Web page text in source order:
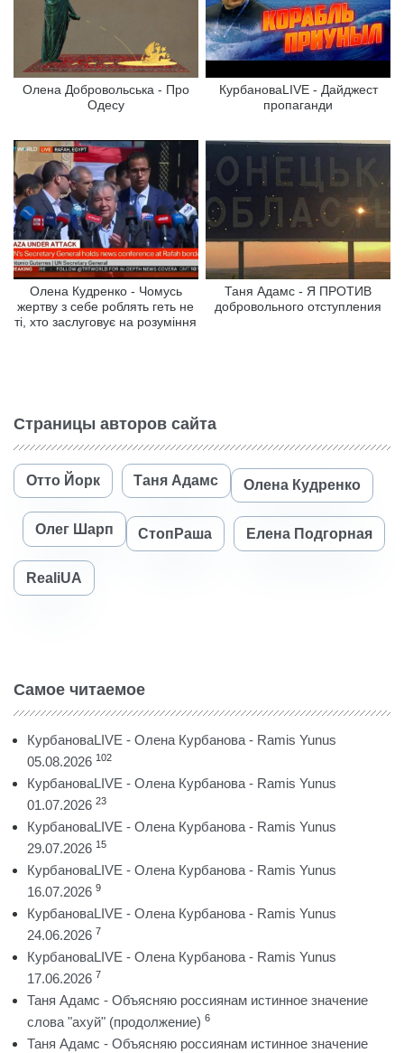
Олена Добровольська - Про
Одесу
КурбановаLIVE - Дайджест
пропаганди
Олена Кудренко - Чомусь
жертву з себе роблять геть не
ті, хто заслуговує на розуміння
Таня Адамс - Я ПРОТИВ
добровольного отступления
Страницы авторов сайта
Отто Йорк Таня Адамс Олена Кудренко
Олег Шарп СтопРаша Елена Подгорная
RealiUA
Самое читаемое
КурбановаLIVE - Олена Курбанова - Ramis Yunus
05.08.2026 102
КурбановаLIVE - Олена Курбанова - Ramis Yunus
01.07.2026 23
КурбановаLIVE - Олена Курбанова - Ramis Yunus
29.07.2026 15
КурбановаLIVE - Олена Курбанова - Ramis Yunus
16.07.2026 9
КурбановаLIVE - Олена Курбанова - Ramis Yunus
24.06.2026 7
КурбановаLIVE - Олена Курбанова - Ramis Yunus
17.06.2026 7
Таня Адамс - Объясняю россиянам истинное значение
слова "ахуй" (продолжение) 6
Таня Адамс - Объясняю россиянам истинное значение